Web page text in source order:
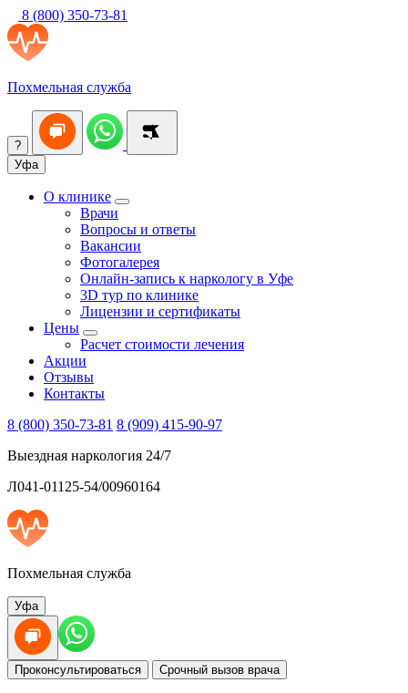
8 (800) 350-73-81
Похмельная служба
?
Уфа
О клинике
Врачи
Вопросы и ответы
Вакансии
Фотогалерея
Онлайн-запись к наркологу в Уфе
3D тур по клинике
Лицензии и сертификаты
Цены
Расчет стоимости лечения
Акции
Отзывы
Контакты
8 (800) 350-73-81 8 (909) 415-90-97
Выездная наркология 24/7
Л041-01125-54/00960164
Похмельная служба
Уфа
Проконсультироваться Срочный вызов врача